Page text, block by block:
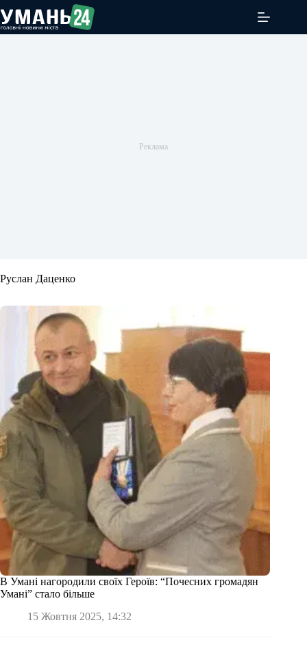
до
вмісту
Руслан Даценко
В Умані нагородили своїх Героїв: “Почесних громадян
Умані” стало більше
15 Жовтня 2025, 14:32